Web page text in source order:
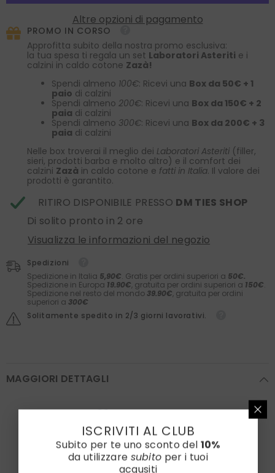
stampata
stampata
Altre opzioni di pagamento
PROMO IN CORSO
Approfitta subito della nostra promo esclusiva:
la tua spesa ti regala un set Laboratori Asteriti e i
calzini in caldo cotone Zazà!
Spendi almeno 100€: Ricevi una Box da 50€ + 1
paio di calzini
Spendi almeno 200€: Ricevi una Box da 150€ + 2
paia di calzini
Spendi almeno 300€: Ricevi una Box da 200€ + 3
paia di calzini
Nelle box troverai il meglio dei Laboratori Asteriti (filler,
sieri, prodotti barba e molto altro) e il comfort dei
calzini Zazà in caldo cotone e fatti in Italia. Il valore dei
prodotti è garantito.
RITIRO DISPONIBILE PRESSO DM TIES SHOP
Di solito pronto in 2 ore
Visualizza le informazioni del negozio
Spedizioni
Spedizione in Italia 5,90€. Gratis per ordini superiori a 50€.
Spedizione in Europa 19.90€, gratuita per ordini superiori a 150€.
Spedizione nel resto del mondo 39.90€, gratuita per ordini
superiori a 300€
Solitamente spedito in 2/3 giorni lavorativi.
MAGGIORI DETTAGLI
ISCRIVITI AL CLUB
Subito per te uno sconto del 10%
da utilizzare subito per i tuoi
acqusiti